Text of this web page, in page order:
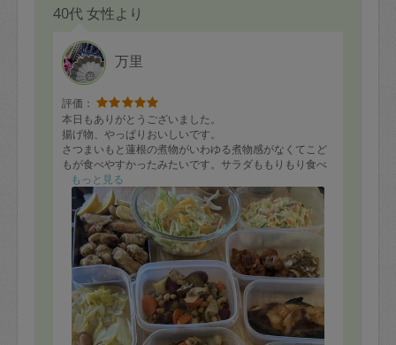
40代 女性より
万里
評価：
本日もありがとうございました。
揚げ物、やっぱりおいしいです。
さつまいもと蓮根の煮物がいわゆる煮物感がなくてこど
もが食べやすかったみたいです。サラダももりもり食べ
てます。
具材の注意もありがとうございます。次回もよろしくお
願いします！
もっと見る